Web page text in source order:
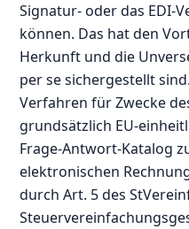
Signatur- oder das EDI-
können. Das hat den
Herkunft und die
per se sichergestellt
Verfahren für Zwecke
grundsätzlich EU-
Frage-Antwort-Katalog
elektronischen
durch Art. 5 des